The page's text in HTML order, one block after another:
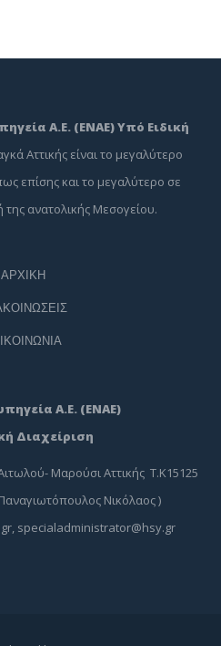
Α.Ε. (ΕΝΑΕ) Υπό Ειδική
Αττικής είναι το μεγαλύτερο
επίσης και το μεγαλύτερο σε
ανατολικής Μεσογείου.
ΑΡΧΙΚΗ
Α.Ε. (ΕΝΑΕ)
Διαχείριση
Μαρούσι Αττικής Τ.Κ15125
Νικόλαος )
, specialadministrator@hsy.gr